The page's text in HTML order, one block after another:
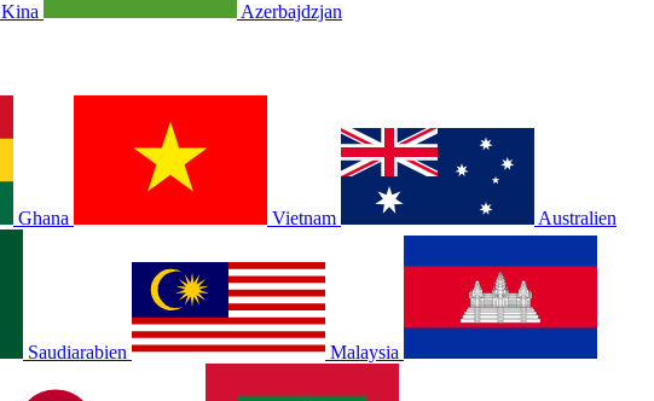
Kina Azerbajdzjan
Ghana Vietnam Australien
Saudiarabien Malaysia